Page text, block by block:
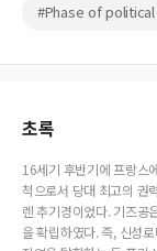
#Phase of
초록
16세기 후반기에 프랑스
척으로서 당대 최고의 권
렌 추기경이었다. 기즈공
을 확립하였다. 즉, 신성